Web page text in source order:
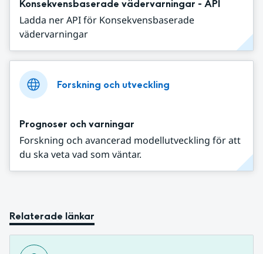
Konsekvensbaserade vädervarningar - API
Ladda ner API för Konsekvensbaserade
vädervarningar
Forskning och utveckling
Prognoser och varningar
Forskning och avancerad modellutveckling för att
du ska veta vad som väntar.
Relaterade länkar